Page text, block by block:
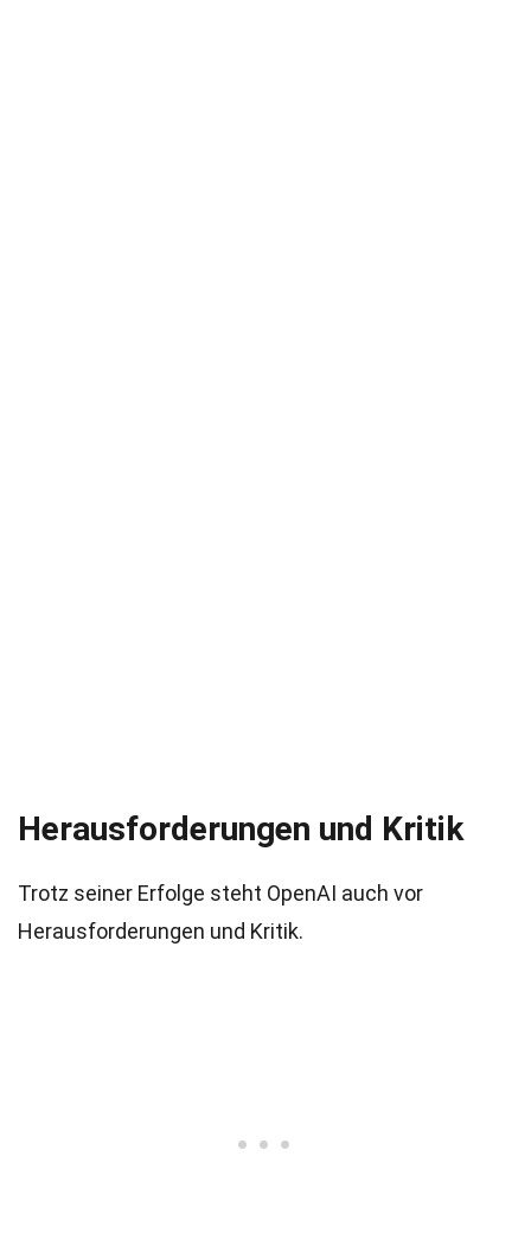
Herausforderungen und Kritik
Trotz seiner Erfolge steht OpenAI auch vor
Herausforderungen und Kritik.